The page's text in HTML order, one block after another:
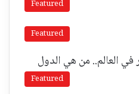
Featured
Featured
العالم.. من هي الدول
Featured